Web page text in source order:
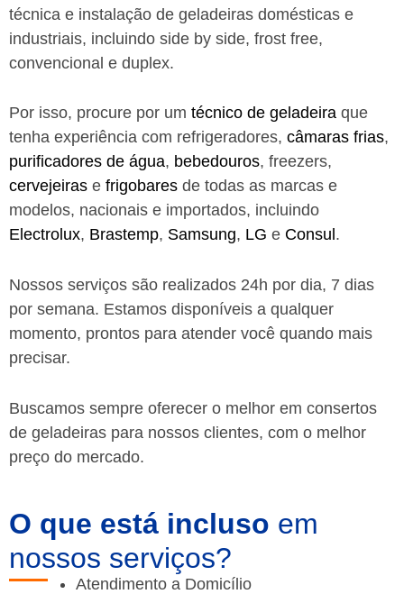
técnica e instalação de geladeiras domésticas e
industriais, incluindo side by side, frost free,
convencional e duplex.
Por isso, procure por um técnico de geladeira que
tenha experiência com refrigeradores, câmaras frias,
purificadores de água, bebedouros, freezers,
cervejeiras e frigobares de todas as marcas e
modelos, nacionais e importados, incluindo
Electrolux, Brastemp, Samsung, LG e Consul .
Nossos serviços são realizados 24h por dia, 7 dias
por semana. Estamos disponíveis a qualquer
momento, prontos para atender você quando mais
precisar.
Buscamos sempre oferecer o melhor em consertos
de geladeiras para nossos clientes, com o melhor
preço do mercado.
O que está incluso em
nossos serviços?
Atendimento a Domicílio